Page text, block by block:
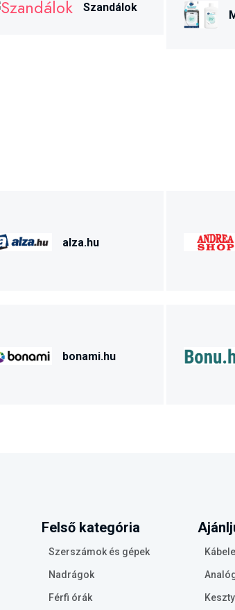
Szandálok
alza.hu
bonami.hu
Felső kategória
Szerszámok és gépek
Nadrágok
Férfi órák